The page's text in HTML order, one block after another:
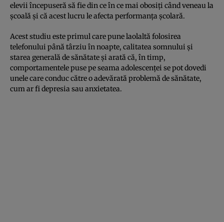
elevii începuseră să fie din ce în ce mai obosiţi când veneau la
şcoală şi că acest lucru le afecta performanţa şcolară.
Acest studiu este primul care pune laolaltă folosirea
telefonului până târziu în noapte, calitatea somnului şi
starea generală de sănătate şi arată că, în timp,
comportamentele puse pe seama adolescenţei se pot dovedi
unele care conduc către o adevărată problemă de sănătate,
cum ar fi depresia sau anxietatea.